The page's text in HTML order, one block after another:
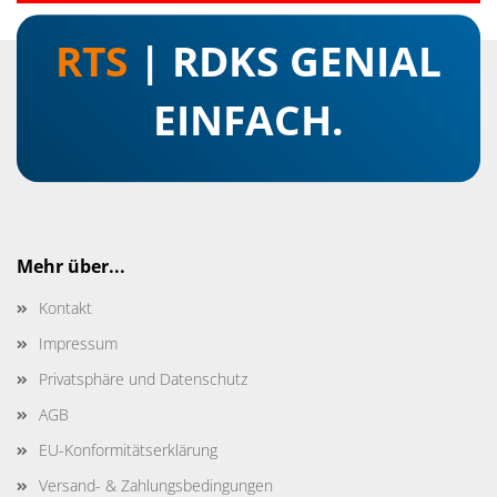
RTS | RDKS GENIAL
EINFACH.
Mehr über...
Kontakt
Impressum
Privatsphäre und Datenschutz
AGB
EU-Konformitätserklärung
Versand- & Zahlungsbedingungen